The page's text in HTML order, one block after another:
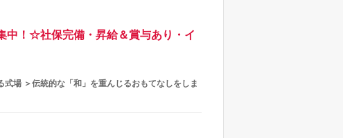
中！☆社保完備・昇給＆賞与あり・イ
場 ＞伝統的な「和」を重んじるおもてなしをしま